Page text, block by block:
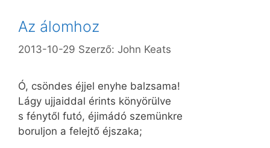
Az álomhoz
2013-10-29 Szerző: John Keats
Ó, csöndes éjjel enyhe balzsama!
Lágy ujjaiddal érints könyörülve
s fénytől futó, éjimádó szemünkre
boruljon a felejtő éjszaka;